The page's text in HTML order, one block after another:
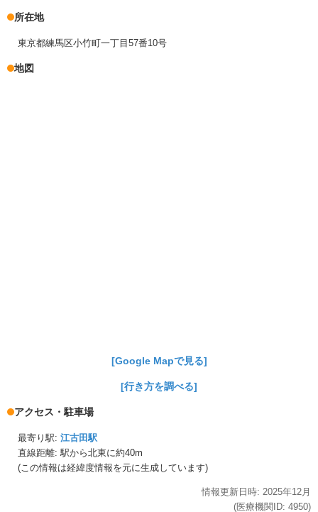
所在地
東京都練馬区小竹町一丁目57番10号
地図
[Google Mapで見る]
[行き方を調べる]
アクセス・駐車場
最寄り駅: 江古田駅
直線距離: 駅から北東に約40m
(この情報は経緯度情報を元に生成しています)
情報更新日時: 2025年12月
(医療機関ID: 4950)